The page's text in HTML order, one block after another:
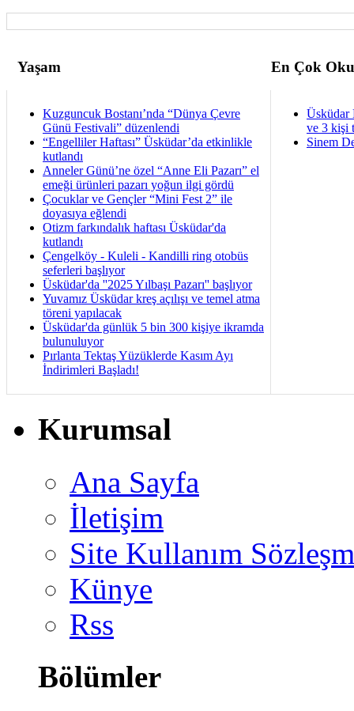
Yaşam En Çok
Kuzguncuk Bostanı’nda “Dünya Çevre
Günü Festivali” düzenlendi
“Engelliler Haftası” Üsküdar’da etkinlikle
kutlandı
Anneler Günü’ne özel “Anne Eli Pazarı” el
emeği ürünleri pazarı yoğun ilgi gördü
Çocuklar ve Gençler “Mini Fest 2” ile
doyasıya eğlendi
Otizm farkındalık haftası Üsküdar'da
kutlandı
Çengelköy - Kuleli - Kandilli ring otobüs
seferleri başlıyor
Üsküdar'da ''2025 Yılbaşı Pazarı'' başlıyor
Yuvamız Üsküdar kreş açılışı ve temel atma
töreni yapılacak
Üsküdar'da günlük 5 bin 300 kişiye ikramda
bulunuluyor
Pırlanta Tektaş Yüzüklerde Kasım Ayı
İndirimleri Başladı!
Üsküdar
ve 3 kişi
Sinem
Kurumsal
Ana Sayfa
İletişim
Site Kullanım
Künye
Rss
Bölümler